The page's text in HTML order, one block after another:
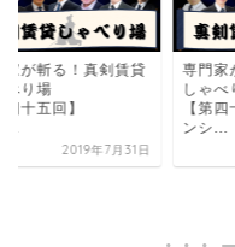
家が斬る！真剣賃貸
べり場
十五回】
2019年7月31日
専門家
しゃべ
【第
ンシ...